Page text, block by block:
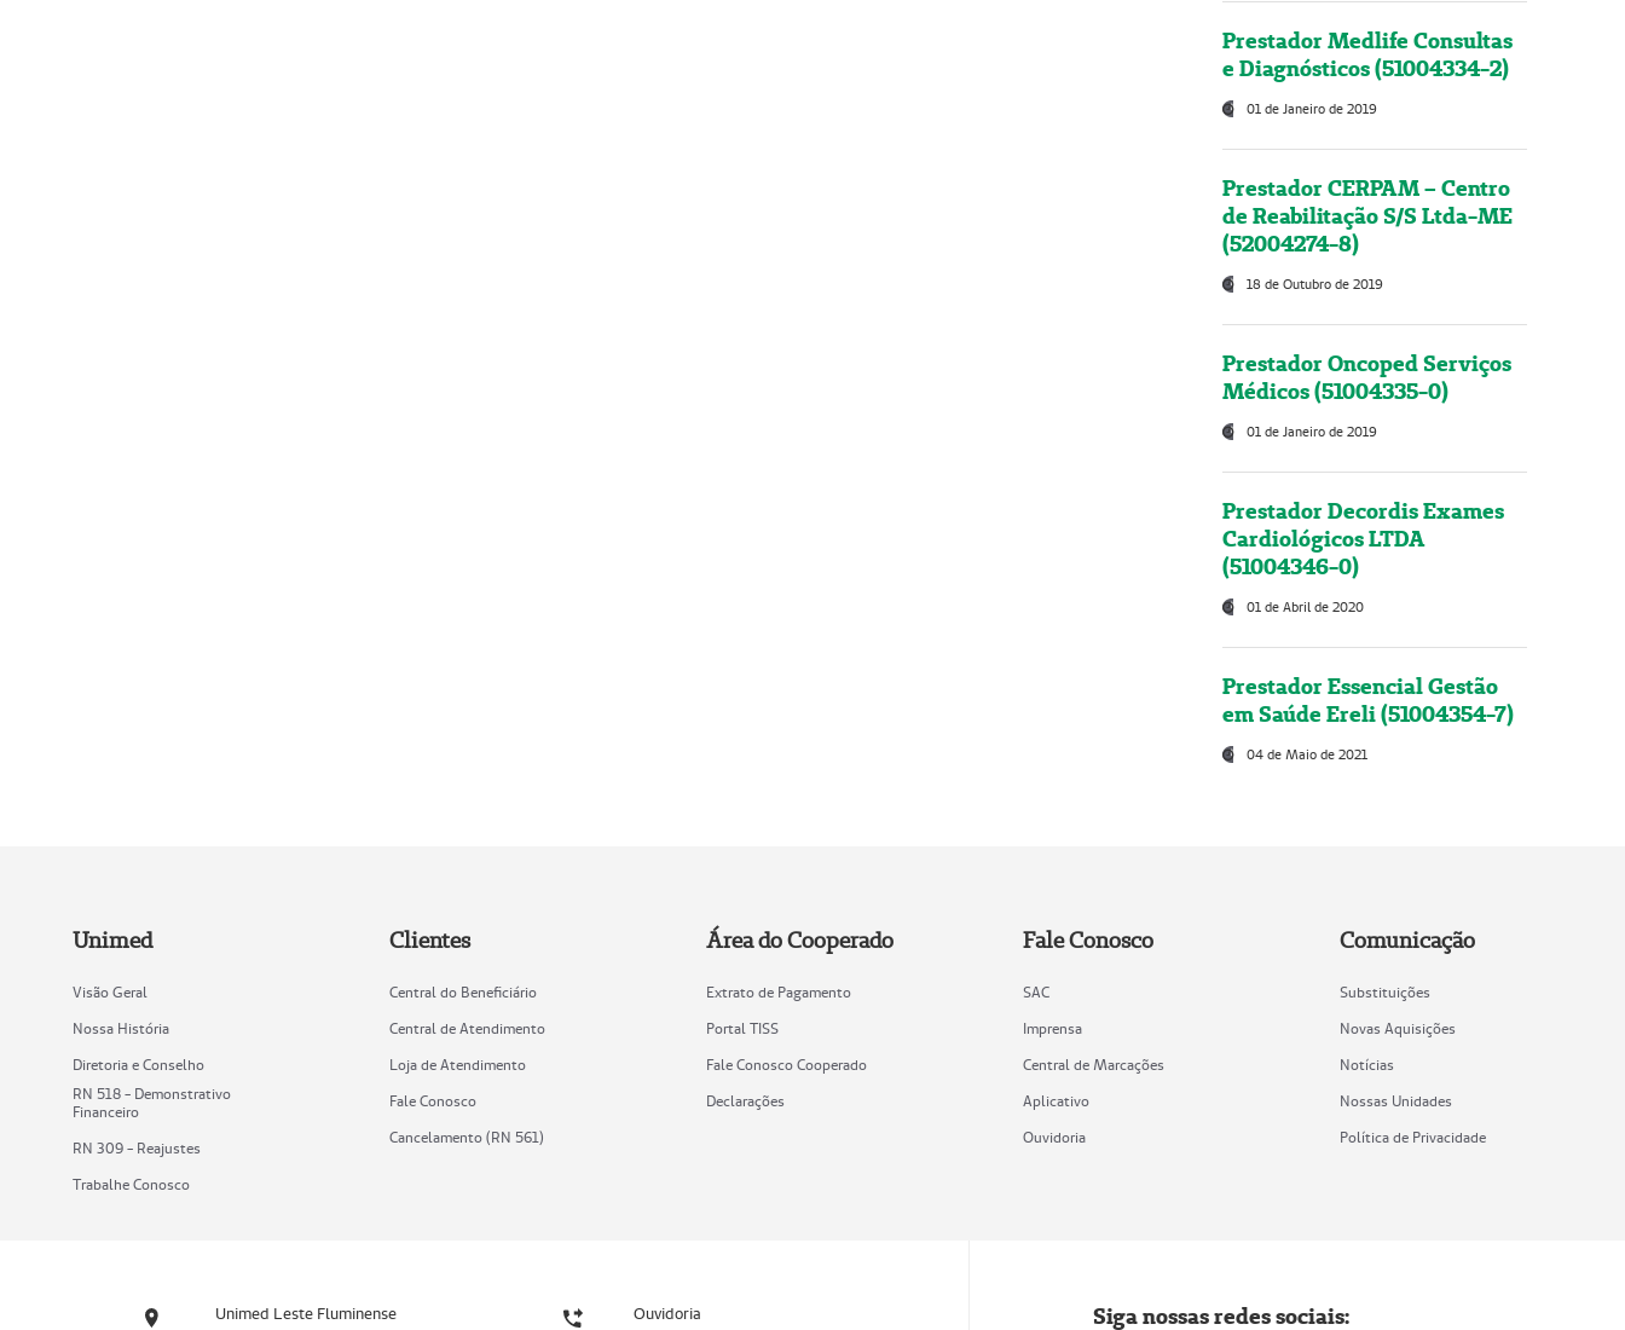
Prestador Medlife Consultas
e Diagnósticos (51004334-2)
01 de Janeiro de 2019
Prestador CERPAM – Centro
de Reabilitação S/S Ltda-ME
(52004274-8)
18 de Outubro de 2019
Prestador Oncoped Serviços
Médicos (51004335-0)
01 de Janeiro de 2019
Prestador Decordis Exames
Cardiológicos LTDA
(51004346-0)
01 de Abril de 2020
Prestador Essencial Gestão
em Saúde Ereli (51004354-7)
04 de Maio de 2021
Unimed
Visão Geral
Nossa História
Diretoria e Conselho
RN 518 - Demonstrativo
Financeiro
RN 309 - Reajustes
Trabalhe Conosco
Clientes
Central do Beneficiário
Central de Atendimento
Loja de Atendimento
Fale Conosco
Cancelamento (RN 561)
Área do Cooperado
Extrato de Pagamento
Portal TISS
Fale Conosco Cooperado
Declarações
Fale Conosco
SAC
Imprensa
Central de Marcações
Aplicativo
Ouvidoria
Comunicação
Substituições
Novas Aquisições
Notícias
Nossas Unidades
Política de Privacidade
Unimed Leste Fluminense Ouvidoria Siga nossas redes sociais: